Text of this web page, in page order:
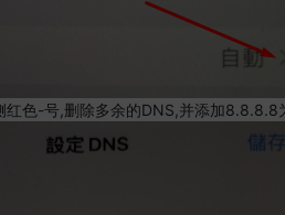
红色-号,删除多余的DNS,并添加8.8.8.8